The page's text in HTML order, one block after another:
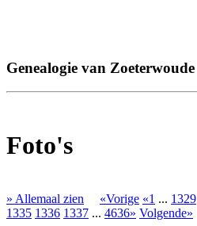
Genealogie van Zoeterwoude
Foto's
» Allemaal zien «Vorige «1 ... 1329
1335 1336 1337 ... 4636» Volgende»